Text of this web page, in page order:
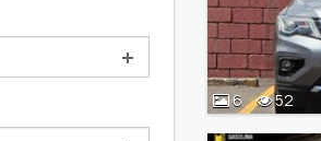
6 52